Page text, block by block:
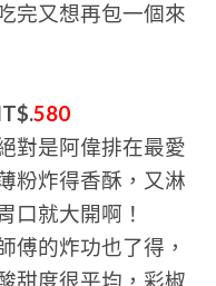
完又想再包一個來
580
對是阿偉排在最愛
粉炸得香酥，又淋
口就大開啊！
傅的炸功也了得，
甜度很平均，彩椒